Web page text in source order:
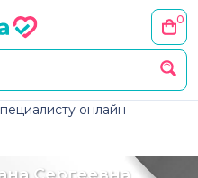
0
онлайн